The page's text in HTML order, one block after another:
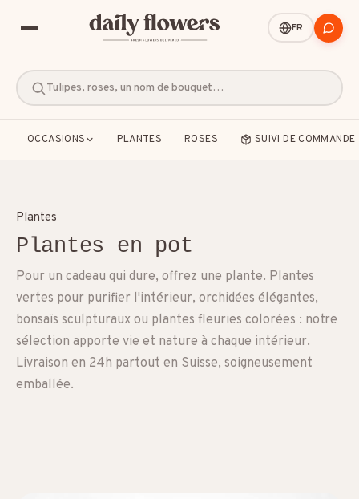
Tulipes, roses, un nom de bouquet…
FR
OCCASIONS PLANTES ROSES SUIVI DE COMMANDE
SUGGESTIONS POPULAIRES
Amitié Amour et romance Anniversaire
B2B / Cadeau d'affaires Bon rétablissement
Condoléances
Plantes
Plantes en pot
Pour un cadeau qui dure, offrez une plante. Plantes
vertes pour purifier l'intérieur, orchidées élégantes,
bonsaïs sculpturaux ou plantes fleuries colorées : notre
sélection apporte vie et nature à chaque intérieur.
Livraison en 24h partout en Suisse, soigneusement
emballée.